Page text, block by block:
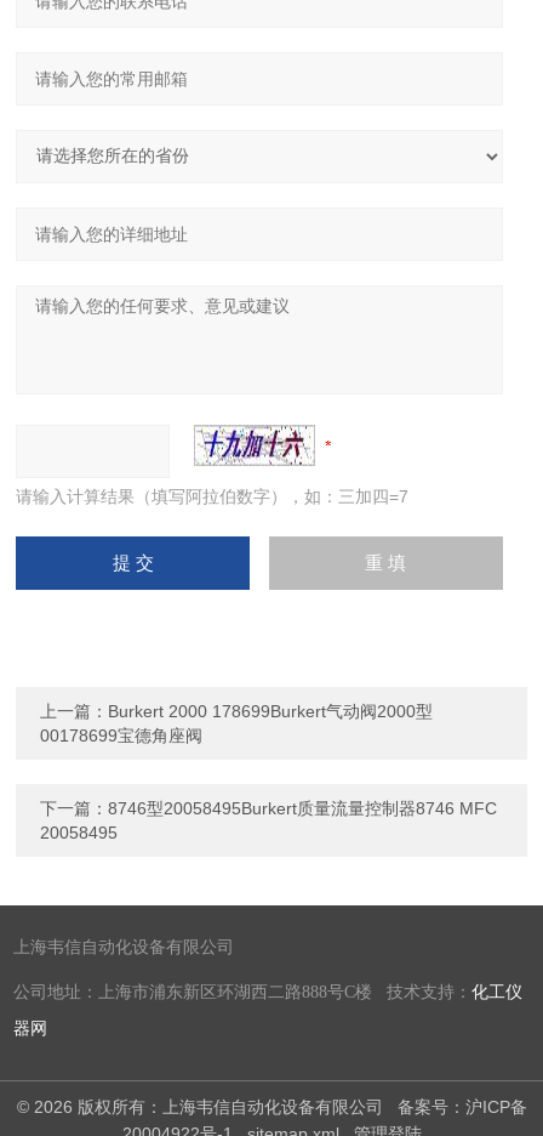
请输入计算结果（填写阿拉伯数字），如：三加四=7
上一篇： Burkert 2000 178699Burkert气动阀2000型
00178699宝德角座阀
下一篇：8746型20058495Burkert质量流量控制器8746 MFC
20058495
上海韦信自动化设备有限公司
公司地址：上海市浦东新区环湖西二路888号C楼 技术支持：化工仪
器网
© 2026 版权所有：上海韦信自动化设备有限公司 备案号：沪ICP备